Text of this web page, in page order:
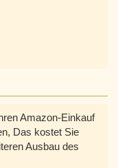
Amazon-Einkauf
Das kostet Sie
Ausbau des